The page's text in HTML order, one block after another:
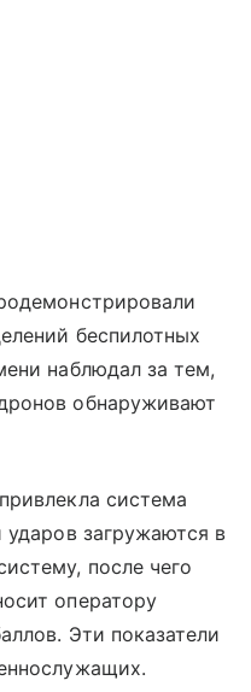
беспилотных
наблюдал за тем,
обнаруживают
система
ударов загружаются в
после чего
оператору
Эти показатели